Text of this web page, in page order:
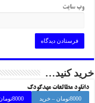
وب‌ سایت
خرید کنید…
دانلود مطالعات مهدکودک
8000تومان – خرید